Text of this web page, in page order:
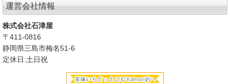
運営会社情報
株式会社石津屋
〒411-0816
静岡県三島市梅名51-6
定休日:土日祝